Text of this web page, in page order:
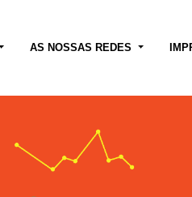
AS NOSSAS REDES